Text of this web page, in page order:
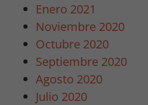
Enero 2021
Noviembre 2020
Octubre 2020
Septiembre 2020
Agosto 2020
Julio 2020